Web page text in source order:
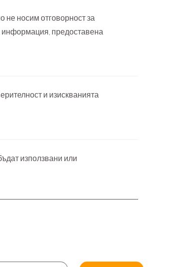
не носим отговорност за
предоставена
и изискванията
използвани или